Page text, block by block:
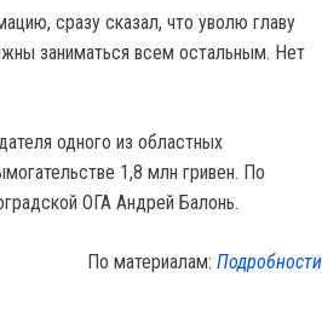
сразу сказал, что уволю главу
заниматься всем остальным. Нет
одного из областных
1,8 млн гривен. По
ОГА Андрей Балонь.
По материалам:Подробности